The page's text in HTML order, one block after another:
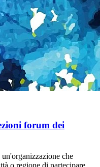
forum dei
che